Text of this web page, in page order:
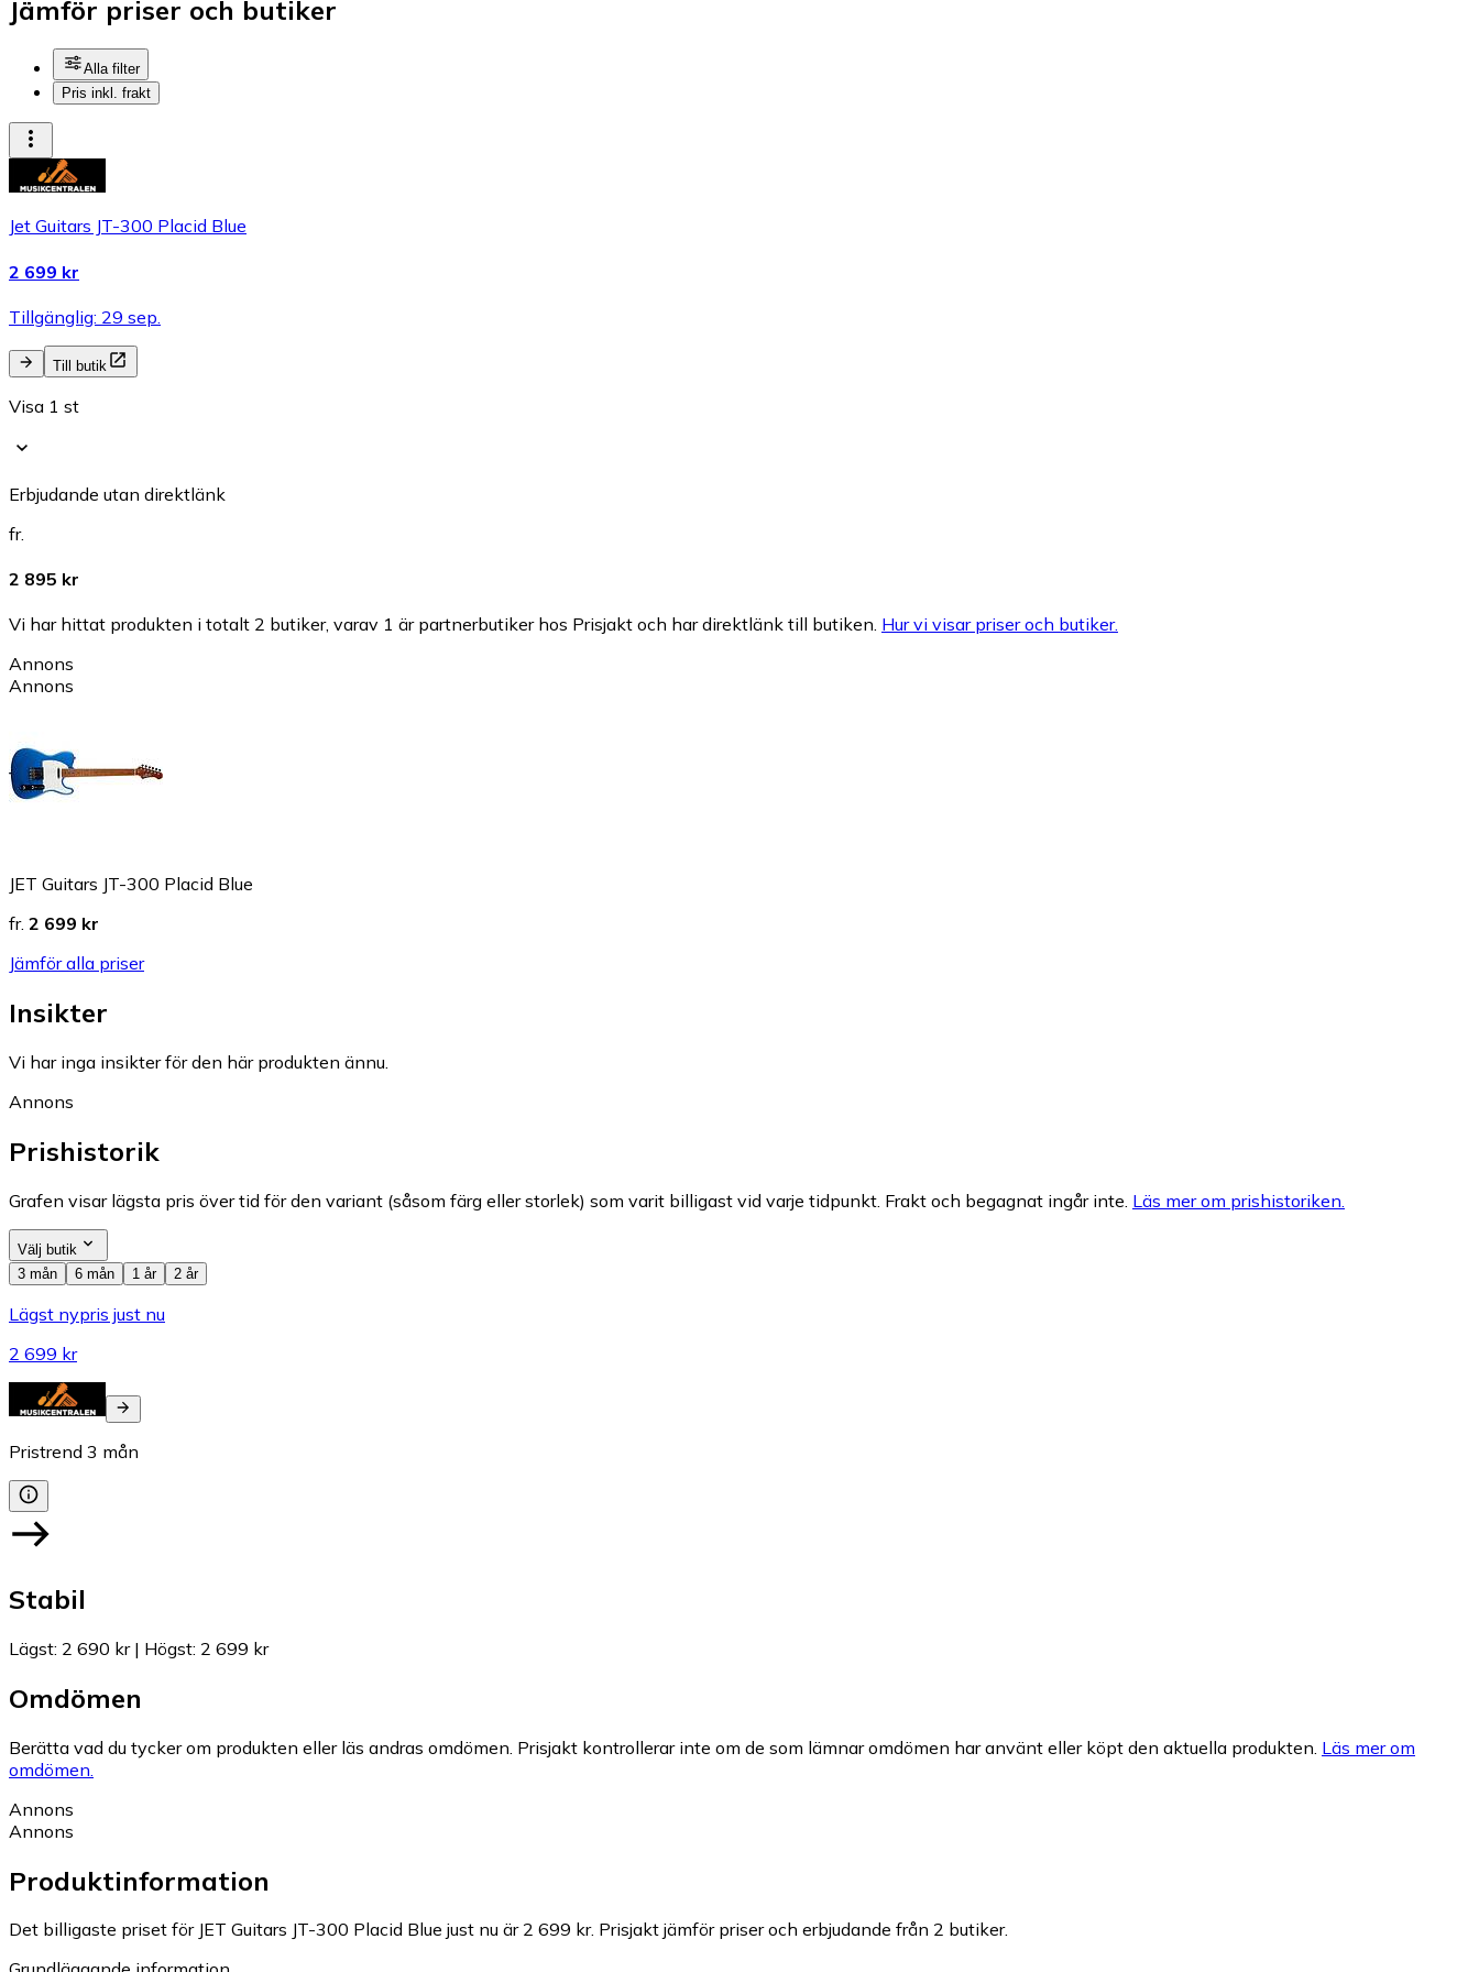
Jämför priser och butiker
Alla filter
Pris inkl. frakt
Jet Guitars JT-300 Placid Blue
2 699 kr
Tillgänglig: 29 sep.
Till butik
Visa 1 st
Erbjudande utan direktlänk
fr.
2 895 kr
Vi har hittat produkten i totalt 2 butiker, varav 1 är partnerbutiker hos Prisjakt och har direktlänk till butiken. Hur vi visar priser och butiker.
Annons
Annons
JET Guitars JT-300 Placid Blue
fr. 2 699 kr
Jämför alla priser
Insikter
Vi har inga insikter för den här produkten ännu.
Annons
Prishistorik
Grafen visar lägsta pris över tid för den variant (såsom färg eller storlek) som varit billigast vid varje tidpunkt. Frakt och begagnat ingår inte. Läs mer om prishistoriken.
Välj butik
3 mån
6 mån 1 år 2 år
Lägst nypris just nu
2 699 kr
Pristrend 3 mån
Stabil
Lägst: 2 690 kr| Högst: 2 699 kr
Omdömen
Berätta vad du tycker om produkten eller läs andras omdömen. Prisjakt kontrollerar inte om de som lämnar omdömen har använt eller köpt den aktuella produkten. Läs mer om
omdömen.
Annons
Annons
Produktinformation
Det billigaste priset för JET Guitars JT-300 Placid Blue just nu är 2 699 kr. Prisjakt jämför priser och erbjudande från 2 butiker.